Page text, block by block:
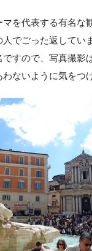
マを代表する有名な
でごった返してい
ですので、写真撮影
ないように気をつ